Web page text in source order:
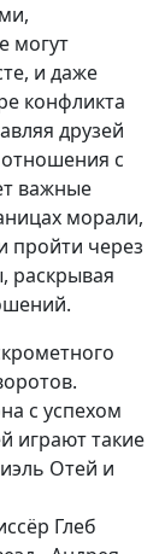
могут
и даже
конфликта
друзей
с
важные
морали,
пройти через
с успехом
играют такие
Отей и
Глеб